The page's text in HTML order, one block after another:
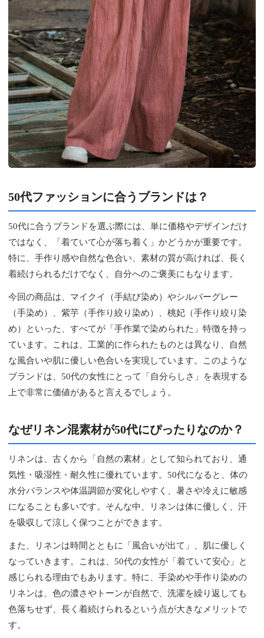
50代ファッションに合うブランドは？
50代に合うブランドを選ぶ際には、単に価格やデザインだけ
ではなく、「着ていて心が落ち着く」かどうかが重要です。
特に、手作り感や自然な色合い、素材の質が高ければ、長く
着続けられるだけでなく、自分へのご褒美にもなります。
今回の商品は、マイクイ（手結び染め）やシルバーグレー
（手染め）、紫芋（手作り絞り染め）、桃妃（手作り絞り染
め）といった、すべてが「手作業で染められた」特徴を持っ
ています。これは、工業的に作られたものとは異なり、自然
な風合いや肌に優しい色合いを実現しています。このような
ブランドは、50代の女性にとって「自分らしさ」を表現する
上で非常に価値があると言えるでしょう。
なぜリネン混素材が50代にぴったりなのか？
リネンは、古くから「自然の素材」として知られており、通
気性・吸湿性・耐久性に優れています。50代になると、体の
水分バランスや体温調節が変化しやすく、暑さや冷えに敏感
になることも多いです。そんな中、リネンは体に優しく、汗
を吸収して涼しく保つことができます。
また、リネンは時間とともに「風合いが出て」、肌に優しく
なっていきます。これは、50代の女性が「着ていて安心」と
感じられる理由でもあります。特に、手染めや手作り染めの
リネンは、色の濃さやトーンが自然で、洗濯を繰り返しても
色落ちせず、長く着続けられるという点が大きなメリットで
す。